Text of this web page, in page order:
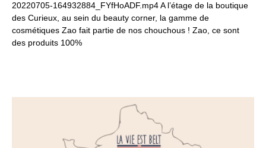
20220705-164932884_FYfHoADF.mp4 A l’étage de la boutique
des Curieux, au sein du beauty corner, la gamme de
cosmétiques Zao fait partie de nos chouchous ! Zao, ce sont
des produits 100%